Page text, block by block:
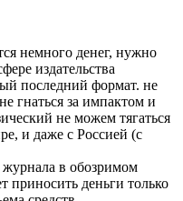
немного денег, нужно
издательства
последний формат. не
гнаться за импактом и
не можем тягаться
и даже с Россией (с
журнала в обозримом
приносить деньги только